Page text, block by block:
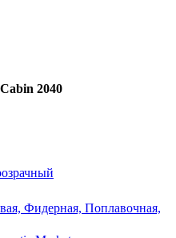
2040
Фидерная, Поплавочная,